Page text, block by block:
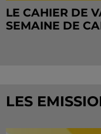
LE CAHIER DE
SEMAINE DE
LES